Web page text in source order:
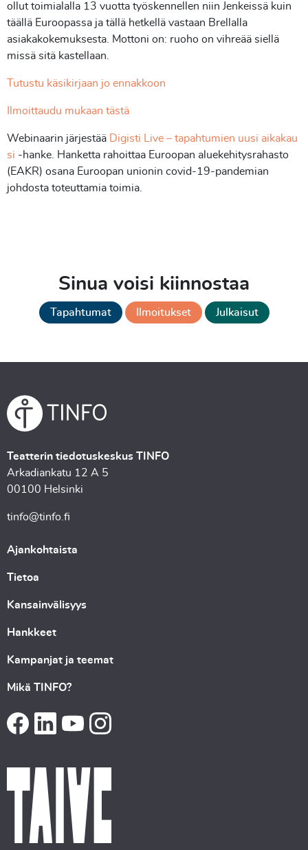
ollut toimialalla 13 vuotta työskennellen niin Jenkeissä kuin
täällä Euroopassa ja tällä hetkellä vastaan Brellalla
asiakakokemuksesta. Mottoni on: ruoho on vihreää siellä
missä sitä kastellaan.
Tutustu käsikirjaan jo ennakkoon
Ilmoittaudu mukaan tästä
Webinaarin järjestää Digisti Live – tapahtumien uusi aikakau
si -hanke. Hanketta rahoittaa Euroopan aluekehitysrahasto
(EAKR) osana Euroopan unionin covid-19-pandemian
johdosta toteuttamia toimia.
Sinua voisi kiinnostaa
Tapahtumat Ilmoitukset Julkaisut
Teatterin tiedotuskeskus TINFO
Arkadiankatu 12 A 5
00100 Helsinki
tinfo@tinfo.fi
Ajankohtaista
Tietoa
Kansainvälisyys
Hankkeet
Kampanjat ja teemat
Mikä TINFO?